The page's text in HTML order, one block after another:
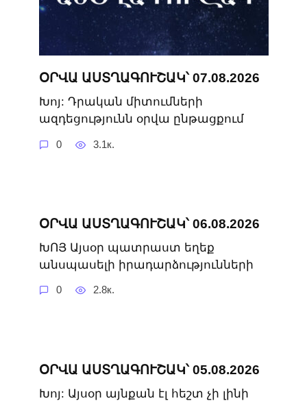
ՕՐՎԱ ԱՍՏՂԱԳՈՒՇԱԿ՝ 07.08.2026
Խոյ: Դրական միտումների
ազդեցությունն օրվա ընթացքում
0 3.1к.
ՕՐՎԱ ԱՍՏՂԱԳՈՒՇԱԿ՝ 06.08.2026
ԽՈՅ Այսօր պատրաստ եղեք
անսպասելի իրադարձությունների
0 2.8к.
ՕՐՎԱ ԱՍՏՂԱԳՈՒՇԱԿ՝ 05.08.2026
Խոյ: Այսօր այնքան էլ հեշտ չի լինի